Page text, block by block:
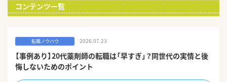
コンテンツ一覧
転職ノウハウ 2026.07.23
【事例あり】20代薬剤師の転職は「早すぎ」？同世代の実情と後
悔しないためのポイント